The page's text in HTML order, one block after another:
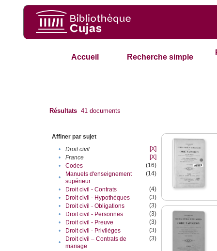
Accueil Recherche simple
Résultats 41 documents
Affiner par sujet
•
Droit civil
[X]
•
France
[X]
•
Codes
(16)
•
Manuels d'enseignement
supérieur
(14)
• Droit civil - Contrats
(4)
•
Droit civil - Hypothèques
(3)
•
Droit civil - Obligations
(3)
•
Droit civil - Personnes
(3)
•
Droit civil - Preuve
(3)
•
Droit civil - Privilèges
(3)
•
Droit civil – Contrats de
mariage
(3)